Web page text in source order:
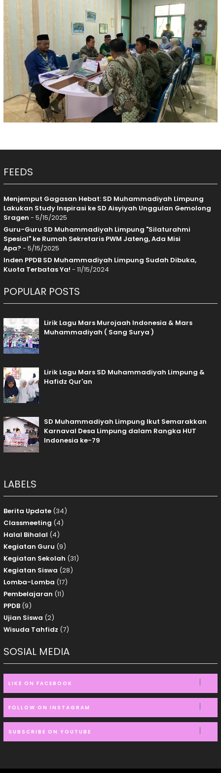
FEEDS
Menjemput Gagasan Hebat: SD Muhammadiyah Limpung
Lakukan Study Inspirasi ke SD Aisyiyah Unggulan Gemolong
Sragen - 5/15/2025
Guru-Guru SD Muhammadiyah Limpung "Silaturahmi
Spesial" ke Rumah Sekretaris PWM Jateng, Ada Misi
Apa? - 5/15/2025
Inden PPDB SD Muhammadiyah Limpung Sudah Dibuka,
Kuota Terbatas Ya! - 11/15/2024
POPULAR POSTS
Lirik Lagu Mars Murojaah Indonesia & Mars
Muhammadiyah ( Sang Surya )
Lirik Lagu Mars SD Muhammadiyah Limpung &
Hafidz Qur'an
SD Muhammadiyah Limpung Ikut Semarakkan
Karnaval Desa Limpung dalam Rangka HUT
Indonesia ke-79
LABELS
Berita Update (34)
Classmeeting (4)
Halal Bihalal (4)
Kegiatan Guru (9)
Kegiatan Sekolah (31)
Kegiatan Siswa (28)
Lomba-Lomba (17)
Pembelajaran (11)
PPDB (9)
Ujian Siswa (2)
Wisuda Tahfidz (7)
SOSIAL MEDIA
LIKE ON FACEBOOK
FOLLOW ON INSTAGRAM
SUBSCRIBE ON YOUTUBE